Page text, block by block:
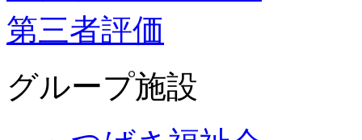
第三者評価
グループ施設